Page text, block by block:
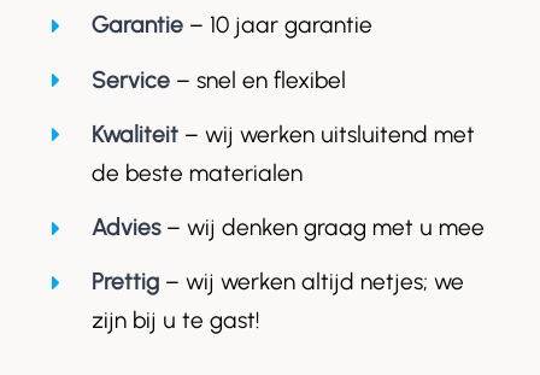
Garantie– 10 jaar garantie
Service – snel en flexibel
Kwaliteit– wij werken uitsluitend met
de beste materialen
Advies– wij denken graag met u mee
Prettig– wij werken altijd netjes; we
zijn bij u te gast!